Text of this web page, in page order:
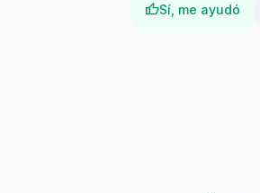
thumb_upSí, me ayudó